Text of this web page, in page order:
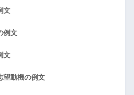
文
例文
文
望動機の例文